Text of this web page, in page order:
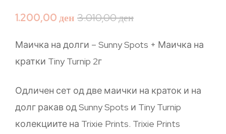
3.010,00ден
1.200,00ден
Маичка на долги – Sunny Spots + Маичка на
кратки Tiny Turnip 2г
Одличен сет од две маички на краток и на
долг ракав од Sunny Spots и Tiny Turnip
колекциите на Trixie Prints. Trixie Prints